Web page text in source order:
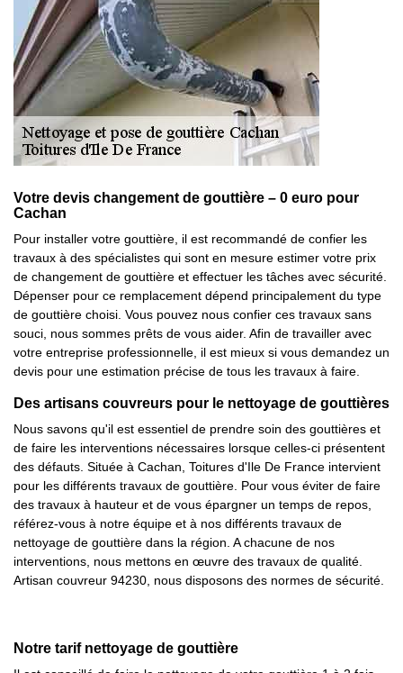
Votre devis changement de gouttière – 0 euro pour
Cachan
Pour installer votre gouttière, il est recommandé de confier les
travaux à des spécialistes qui sont en mesure estimer votre prix
de changement de gouttière et effectuer les tâches avec sécurité.
Dépenser pour ce remplacement dépend principalement du type
de gouttière choisi. Vous pouvez nous confier ces travaux sans
souci, nous sommes prêts de vous aider. Afin de travailler avec
votre entreprise professionnelle, il est mieux si vous demandez un
devis pour une estimation précise de tous les travaux à faire.
Des artisans couvreurs pour le nettoyage de gouttières
Nous savons qu'il est essentiel de prendre soin des gouttières et
de faire les interventions nécessaires lorsque celles-ci présentent
des défauts. Située à Cachan, Toitures d'Ile De France intervient
pour les différents travaux de gouttière. Pour vous éviter de faire
des travaux à hauteur et de vous épargner un temps de repos,
référez-vous à notre équipe et à nos différents travaux de
nettoyage de gouttière dans la région. A chacune de nos
interventions, nous mettons en œuvre des travaux de qualité.
Artisan couvreur 94230, nous disposons des normes de sécurité.
Notre tarif nettoyage de gouttière